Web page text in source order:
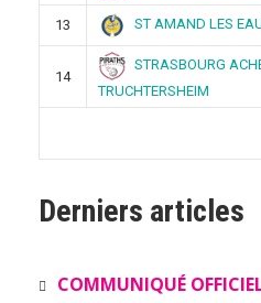
13 ST AMAND LES
14
STRASBOURG
TRUCHTERSHEIM
Derniers articles
COMMUNIQUÉ